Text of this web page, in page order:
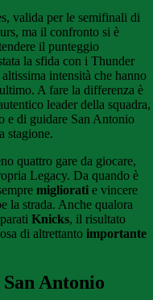
valida per le semifinali di
ma il confronto si è
il punteggio
la sfida con i Thunder
intensità che hanno
A fare la differenza è
leader della squadra,
e di guidare San Antonio
stagione.
quattro gare da giocare,
Legacy. Da quando è
migliorati e vincere
la strada. Anche qualora
Knicks, il risultato
di altrettanto importante
Antonio